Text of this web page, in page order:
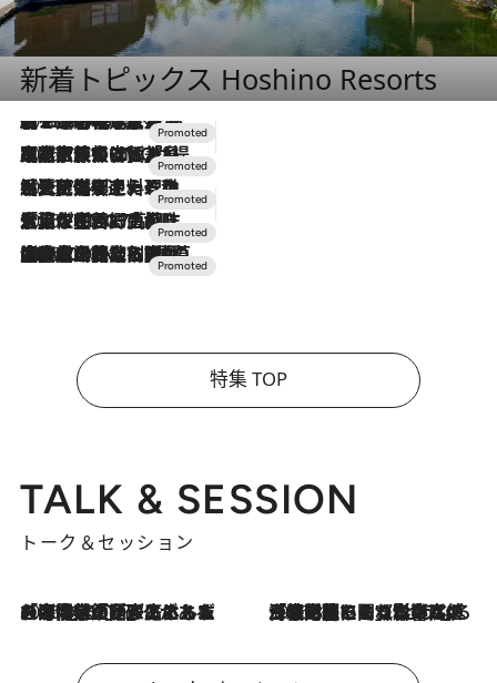
新着トピックス Hoshino Resorts
2026.8.7
【トンボの足水浴】ヒノキの香りに包まれて涼感マックス！約13℃の湧水かけ流しを避暑地「星野温泉 トンボの湯」で体験
2026.7.31
【ホテル帰省】という選択肢をOMOが提案。家族とほどよい距離を保つには「昼は実家、夜は気兼ねなくホテルで！」
2026.7.24
【夏限定ディナーコース】旬を迎える稚鮎や花ズッキーニなどをイタリア・トスカーナの郷土料理の手法で満喫！
2026.7.17
「土佐和ハーブかき氷」がOMO7高知に登場！生姜、山椒、大葉など目にも舌にも涼を呼ぶ郷土の味
2026.7.10
NEW OPEN！【界 草津】名湯の地に誕生。趣の異なる2種の温泉と上州ならではの会席・蕎麦割烹など美食を味わう究極の癒やし旅
特集 TOP
TALK & SESSION
トーク＆セッション
2026.8.3
「今後値上げがあるとすれば…」「リスクがあるのは今年の冬」エネルギー専門家が語る、ホルムズ海峡封鎖が家庭にもたらす“ある心配” 2026.8.3
「住宅建てられない…」「サーチャージ料の高値が続いている」ホルムズ海峡封鎖による影響はいつまで続く？《エネルギー専門家に聞く“どうなる日本の暮らし”》